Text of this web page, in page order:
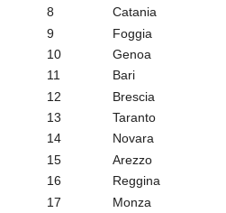
8
Catania
9
Foggia
10
Genoa
11
Bari
12
Brescia
13
Taranto
14
Novara
15
Arezzo
16
Reggina
17
Monza